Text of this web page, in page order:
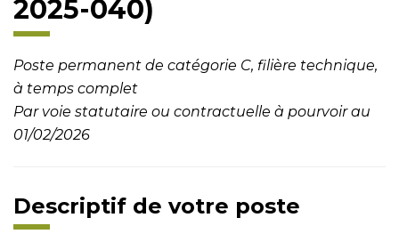
2025-040)
Poste permanent de catégorie C, filière technique,
à temps complet
Par voie statutaire ou contractuelle à pourvoir au
01/02/2026
Descriptif de votre poste